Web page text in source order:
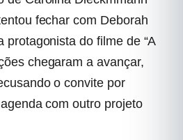
fechar com Deborah
protagonista do filme de “A
chegaram a avançar,
o convite por
com outro projeto